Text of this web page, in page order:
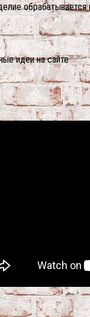
идеи на сайте